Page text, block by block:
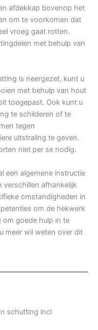
afdekkap bovenop het
om te voorkomen dat
vroeg gaat rotten.
met behulp van
is neergezet, kunt u
met behulp van hout
toegepast. Ook kunt u
te schilderen of te
tegen
uitstraling te geven.
niet per se nodig.
een algemene instructie
verschillen afhankelijk
omstandigheden in
om de hekwerk
om goede hulp in te
meer wil weten over dit
schutting incl